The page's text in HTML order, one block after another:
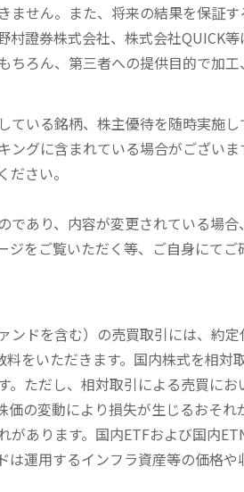
せん。また、将来の結果を保証す
證券株式会社、株式会社QUICK
ろん、第三者への提供目的で加
いる銘柄、株主優待を随時実施
グに含まれている場合がございま
さい。
あり、内容が変更されている場
をご覧いただく等、ご自身にてご
ドを含む）の売買取引には、約
をいただきます。国内株式を相対
ただし、相対取引による売買に
の変動により損失が生じるおそれ
あります。国内ETFおよび国内
運用するインフラ資産等の価格